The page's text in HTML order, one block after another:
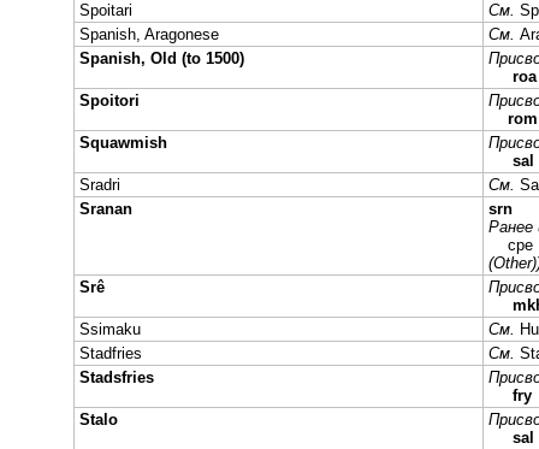
Spoitari
См.
Spanish, Aragonese
См.
Spanish, Old (to 1500)
roa
Spoitori
rom
Squawmish
sal
Sradri
См.
Sranan
srn
Ранее
Srê
Ssimaku
См.
Stadfries
См.
Stadsfries
fry
Stalo
sal